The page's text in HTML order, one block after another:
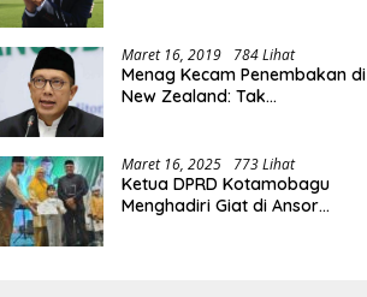
Maret 16, 2019 784 Lihat
Menag Kecam Penembakan di
New Zealand: Tak
Maret 16, 2025 773 Lihat
Ketua DPRD Kotamobagu
Menghadiri Giat di Ansor